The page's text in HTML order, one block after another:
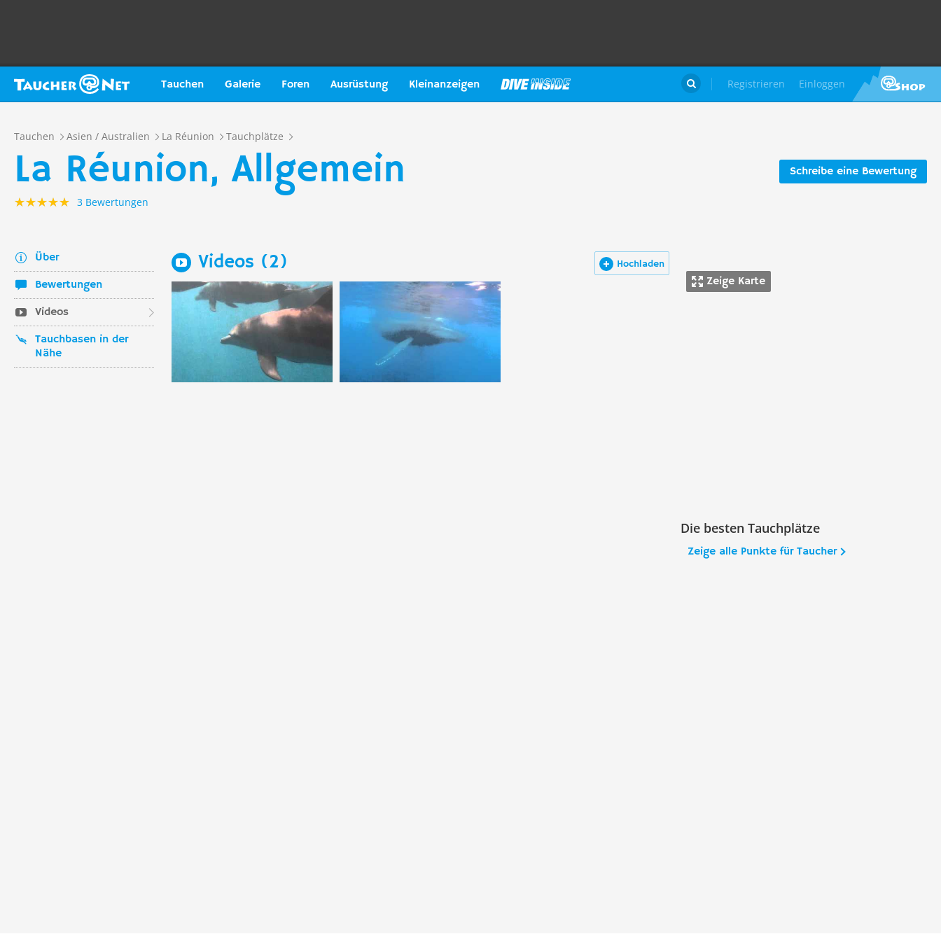
Tauchen Galerie Foren Ausrüstung Kleinanzeigen Registrieren Einloggen

Tauchen Asien / Australien La Réunion Tauchplätze
Schreibe eine Bewertung
La Réunion, Allgemein
3 Bewertungen
Über
Bewertungen
Videos
Tauchbasen in der
Nähe
Zeige Karte
Die besten Tauchplätze
Zeige alle Punkte für Taucher
Hochladen
Videos (2)